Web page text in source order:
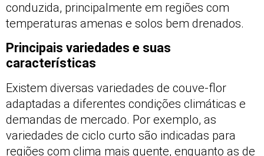
conduzida, principalmente em regiões com
temperaturas amenas e solos bem drenados.
Principais variedades e suas
características
Existem diversas variedades de couve-flor
adaptadas a diferentes condições climáticas e
demandas de mercado. Por exemplo, as
variedades de ciclo curto são indicadas para
regiões com clima mais quente, enquanto as de